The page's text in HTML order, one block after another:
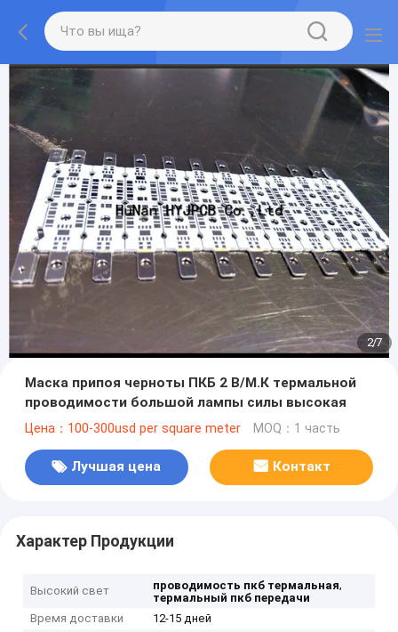
2/7
Маска припоя черноты ПКБ 2 В/М.К термальной
проводимости большой лампы силы высокая
Цена：100-300usd per square meter MOQ：1 часть
Лучшая цена Контакт
Характер Продукции
Высокий свет проводимость пкб термальная,
термальный пкб передачи
Время доставки
12-15 дней